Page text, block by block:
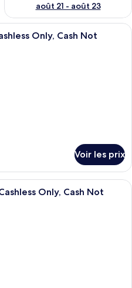
août 21 - août 23
Une chambre d’hôtel avec un grand
Only, Cash Not
Voir les prix
Une chambre d’hôtel avec un lit, un
Only, Cash Not